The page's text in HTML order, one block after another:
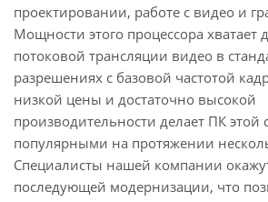
проектировании, работе с видео и
Мощности этого процессора хватает
потоковой трансляции видео в
разрешениях с базовой частотой
низкой цены и достаточно высокой
производительности делает ПК
популярными на протяжении
Специалисты нашей компании
последующей модернизации, что